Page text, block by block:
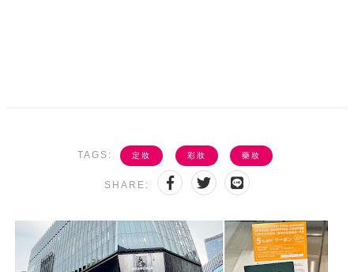
TAGS: 定妝 彩妝 藥妝
SHARE: